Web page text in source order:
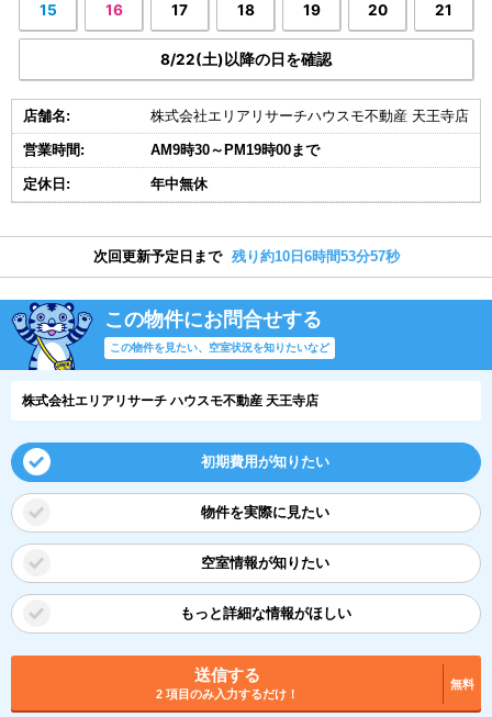
15 16 17 18 19 20 21
8/22(土)以降の日を確認
店舗名: 株式会社エリアリサーチハウスモ不動産 天王寺店
営業時間: AM9時30～PM19時00まで
定休日: 年中無休
次回更新予定日まで 残り約10日6時間53分56秒
この物件にお問合せする
この物件を見たい、空室状況を知りたいなど
株式会社エリアリサーチ ハウスモ不動産 天王寺店
初期費用が知りたい
物件を実際に見たい
空室情報が知りたい
もっと詳細な情報がほしい
送信する
2 項目のみ入力するだけ！
無料